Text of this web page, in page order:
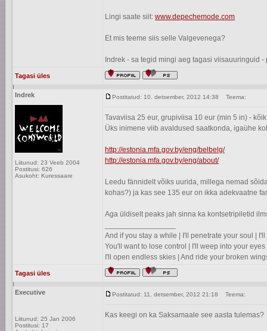
Lingi saate siit: www.depechemode.com
Et mis teeme siis selle Valgevenega?
Indrek - sa tegid mingi aeg tagasi viisauuringuid -
Tagasi üles
Indrek
Liitunud: 23 Veeb 2004
Postitusi: 626
Asukoht: Kuressaare
Postitatud: 10. detsember, 2012 14:38 Teema:
Tavaviisa 25 eur, grupiviisa 10 eur (min 5 in) -
Üks inimene viib avaldused saatkonda, igaühe
http://estonia.mfa.gov.by/eng/belbelg/
http://estonia.mfa.gov.by/eng/about/
Leedu fännidelt võiks uurida, millega nemad
kohas?) ja kas see 135 eur on ikka adekvaatne
Aga üldiselt peaks jah sinna ka kontsetripiletid
And if you stay a while | I'll penetrate your soul |
You'll want to lose control | I'll weep into your
I'll open endless skies | And ride your broken
Tagasi üles
Executive
Liitunud: 25 Jan 2006
Postitusi: 17
Postitatud: 11. detsember, 2012 21:18 Teema:
Kas keegi on ka Saksamaale see aasta tulemas?